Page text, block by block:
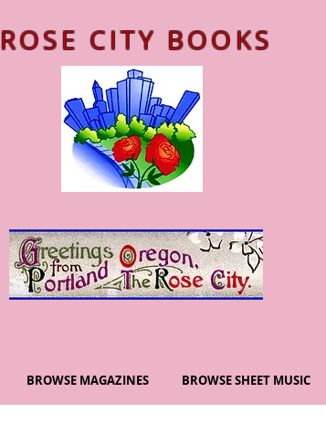
ROSE CITY BOOKS
BROWSE MAGAZINES BROWSE SHEET MUSIC